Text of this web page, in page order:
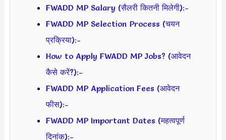
FWADD MP Salary (सैलरी कितनी मिलेगी):-
FWADD MP Selection Process (चयन
प्रक्रिया):-
How to Apply FWADD MP Jobs? (आवेदन
कैसे करें?):-
FWADD MP Application Fees (आवेदन
फीस):-
FWADD MP Important Dates (महत्वपूर्ण
दिनांक):-